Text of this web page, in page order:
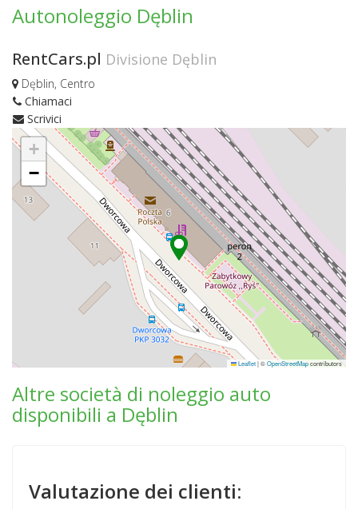
Autonoleggio Dęblin
RentCars.pl Divisione Dęblin
Dęblin, Centro
Chiamaci
Scrivici
+
−
Leaflet|©OpenStreetMapcontributors
Altre società di noleggio auto
disponibili a Dęblin
Valutazione dei clienti: